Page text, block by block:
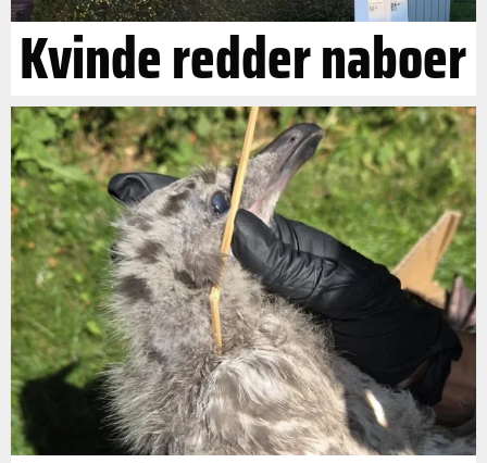
Kvinde redder naboer